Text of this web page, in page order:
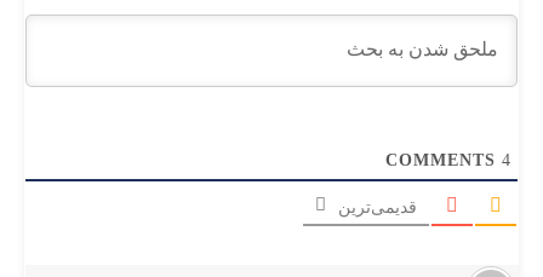
4
قدیمی‌ترین